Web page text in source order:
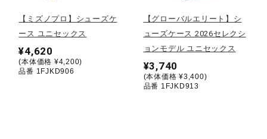
陸上競技
【ミズノプロ】シューズケ
ース ユニセックス
¥4,620
(本体価格 ¥4,200)
品番 1FJKD906
【グローバルエリート】シ
ューズケース 2026セレクシ
ョンモデル ユニセックス
¥3,740
(本体価格 ¥3,400)
品番 1FJKD913